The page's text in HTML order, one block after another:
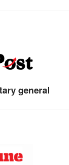
general